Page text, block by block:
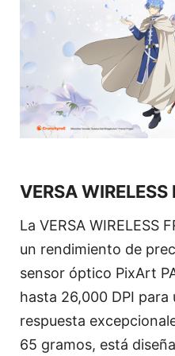
VERSA WIRELESS
La VERSA WIRELESS
un rendimiento de
sensor óptico PixArt
hasta 26,000 DPI para
respuesta
65 gramos, está